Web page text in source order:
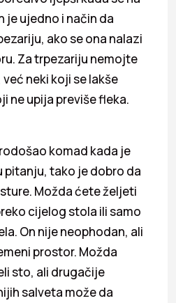
je ujedno i način da
ako se ona nalazi
Za trpezariju nemojte
neki koji se lakše
ne upija previše fleka.
komad kada je
pitanju, tako je dobro da
Možda ćete željeti
cijelog stola ili samo
On nije neophodan, ali
prostor. Možda
sto, ali drugačije
salveta može da